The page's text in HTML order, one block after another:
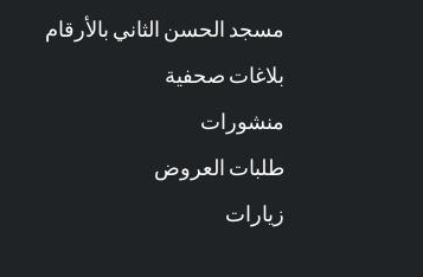
مسجد الحسن الثاني بالأرقام
بلاغات صحفية
منشورات
طلبات العروض
زيارات